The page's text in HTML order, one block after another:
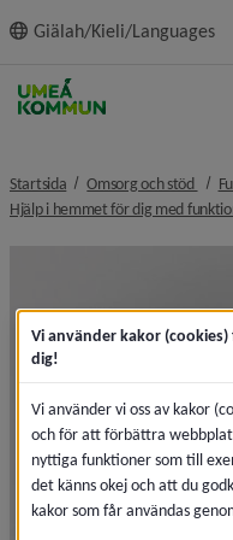
innehållet
Giälah/Kieli/Languages
Startsida Omsorg och stöd
Hjälp i hemmet för dig med
Vi använder kakor
dig!
Vi använder vi oss av kakor
och för att förbättra
nyttiga funktioner som till
det känns okej och att du
kakor som får användas